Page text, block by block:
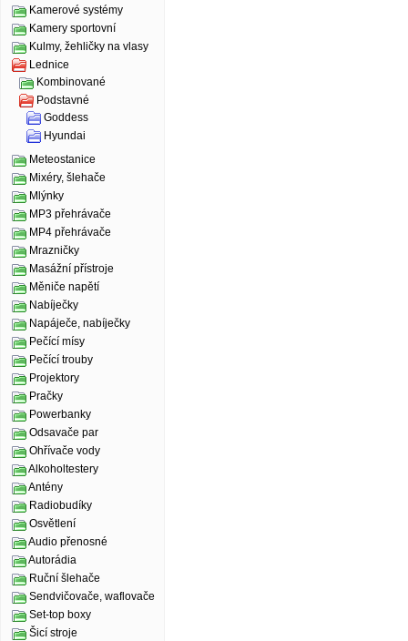
Kamerové systémy
Kamery sportovní
Kulmy, žehličky na vlasy
Lednice
Kombinované
Podstavné
Goddess
Hyundai
Meteostanice
Mixéry, šlehače
Mlýnky
MP3 přehrávače
MP4 přehrávače
Mrazničky
Masážní přístroje
Měniče napětí
Nabíječky
Napáječe, nabíječky
Pečící mísy
Pečící trouby
Projektory
Pračky
Powerbanky
Odsavače par
Ohřívače vody
Alkoholtestery
Antény
Radiobudíky
Osvětlení
Audio přenosné
Autorádia
Ruční šlehače
Sendvičovače, waflovače
Set-top boxy
Šicí stroje